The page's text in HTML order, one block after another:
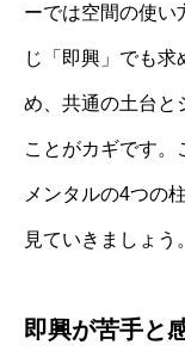
ーでは空間の使い
じ「即興」でも求
め、共通の土台と
ことがカギです。
メンタルの4つの
見ていきましょう。
即興が苦手と